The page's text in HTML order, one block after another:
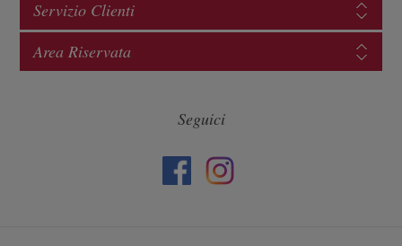
Servizio Clienti
Area Riservata
Seguici